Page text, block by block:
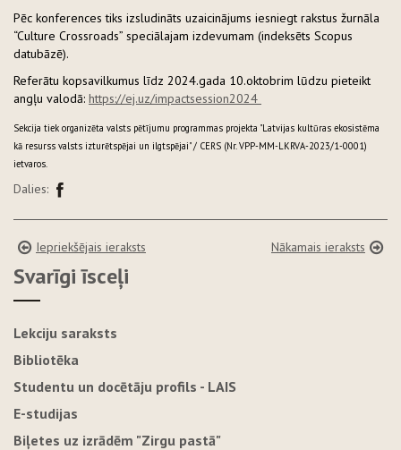
Pēc konferences tiks izsludināts uzaicinājums iesniegt rakstus žurnāla
“Culture Crossroads” speciālajam izdevumam (indeksēts Scopus
datubāzē).
Referātu kopsavilkumus līdz 2024.gada 10.oktobrim lūdzu pieteikt
angļu valodā: https://ej.uz/impactsession2024
Sekcija tiek organizēta valsts pētījumu programmas projekta "Latvijas kultūras ekosistēma
kā resurss valsts izturētspējai un ilgtspējai" / CERS (Nr. VPP-MM-LKRVA-2023/1-0001)
ietvaros.
Dalies:
Iepriekšējais ieraksts Nākamais ieraksts
Svarīgi īsceļi
Lekciju saraksts
Bibliotēka
Studentu un docētāju profils - LAIS
E-studijas
Biļetes uz izrādēm "Zirgu pastā"